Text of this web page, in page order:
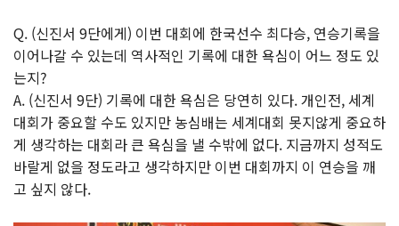
Q. (신진서 9단에게) 이번 대회에 한국선수 최다승, 연승기록을
이어나갈 수 있는데 역사적인 기록에 대한 욕심이 어느 정도 있
는지?
A. (신진서 9단) 기록에 대한 욕심은 당연히 있다. 개인전, 세계
대회가 중요할 수도 있지만 농심배는 세계대회 못지않게 중요하
게 생각하는 대회라 큰 욕심을 낼 수밖에 없다. 지금까지 성적도
바랄게 없을 정도라고 생각하지만 이번 대회까지 이 연승을 깨
고 싶지 않다.